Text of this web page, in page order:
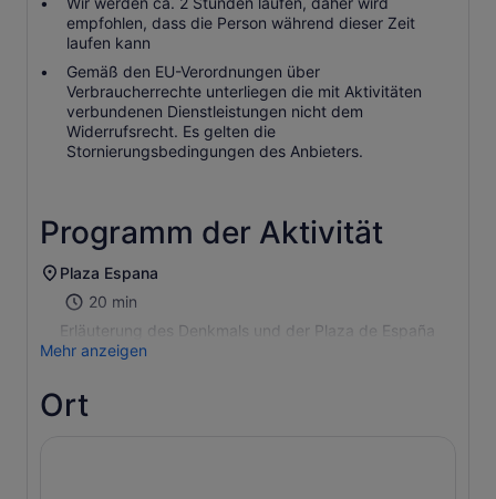
empfohlen, dass die Person während dieser Zeit
laufen kann
Gemäß den EU-Verordnungen über
Verbraucherrechte unterliegen die mit Aktivitäten
verbundenen Dienstleistungen nicht dem
Widerrufsrecht. Es gelten die
Stornierungsbedingungen des Anbieters.
Programm der Aktivität
Plaza Espana
20 min
Erläuterung des Denkmals und der Plaza de España
Mehr anzeigen
Ort